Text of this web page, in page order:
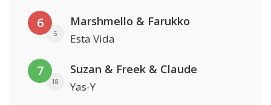
6
5
Marshmello & Farukko
Esta Vida
7
18
Suzan & Freek & Claude
Yas-Y